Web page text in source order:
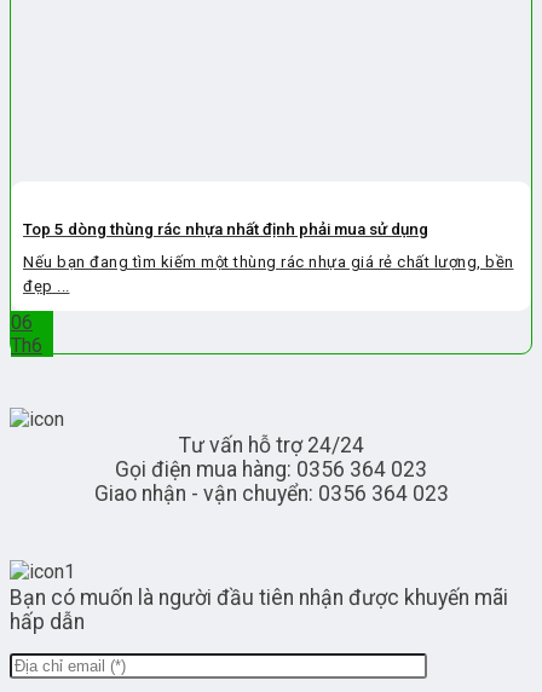
Top 5 dòng thùng rác nhựa nhất định phải mua sử dụng
Nếu bạn đang tìm kiếm một thùng rác nhựa giá rẻ chất lượng, bền
đẹp ...
06
Th6
Tư vấn hỗ trợ 24/24
Gọi điện mua hàng: 0356 364 023
Giao nhận - vận chuyển: 0356 364 023
Bạn có muốn là người đầu tiên nhận được khuyến mãi
hấp dẫn